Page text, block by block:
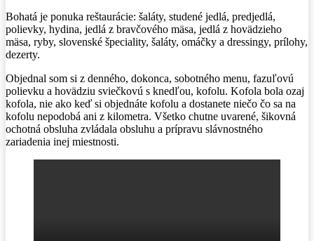
Bohatá je ponuka reštaurácie: šaláty, studené jedlá, predjedlá,
polievky, hydina, jedlá z bravčového mäsa, jedlá z hovädzieho
mäsa, ryby, slovenské špeciality, šaláty, omáčky a dressingy, prílohy,
dezerty.
Objednal som si z denného, dokonca, sobotného menu, fazuľovú
polievku a hovädziu sviečkovú s knedľou, kofolu. Kofola bola ozaj
kofola, nie ako keď si objednáte kofolu a dostanete niečo čo sa na
kofolu nepodobá ani z kilometra. Všetko chutne uvarené, šikovná
ochotná obsluha zvládala obsluhu a prípravu slávnostného
zariadenia inej miestnosti.